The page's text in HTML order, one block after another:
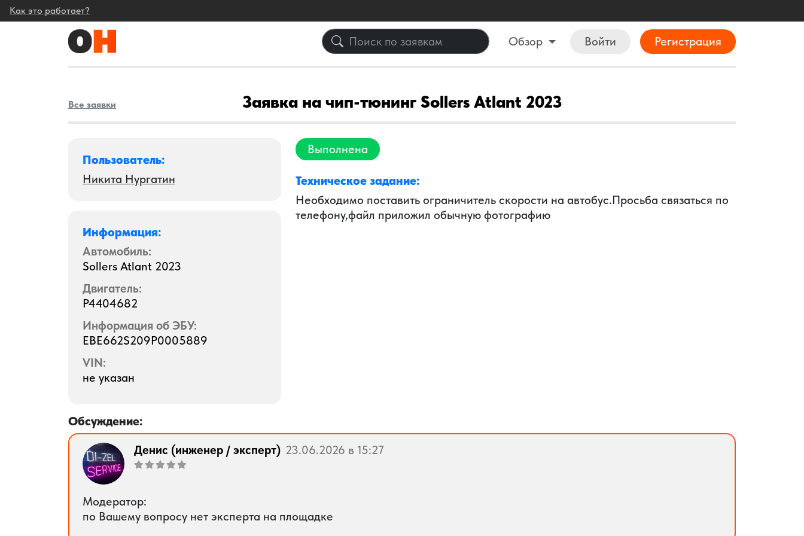
Как это работает?
Обзор Войти Регистрация
Все заявки Заявка на чип-тюнинг Sollers Atlant 2023
Пользователь:
Никита Нургатин
Информация:
Автомобиль:
Sollers Atlant 2023
Двигатель:
P4404682
Информация об ЭБУ:
EBE662S209P0005889
VIN:
не указан
Выполнена
Техническое задание:
Необходимо поставить ограничитель скорости на автобус.Просьба связаться по
телефону,файл приложил обычную фотографию
Обсуждение:
Денис (инженер / эксперт) 23.06.2026 в 15:27
Модератор:
по Вашему вопросу нет эксперта на площадке